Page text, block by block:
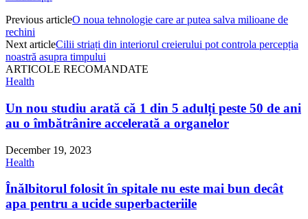
Previous articleO noua tehnologie care ar putea salva milioane de
rechini
Next articleCilii striați din interiorul creierului pot controla percepția
noastră asupra timpului
ARTICOLE RECOMANDATE
Health
Un nou studiu arată că 1 din 5 adulți peste 50 de ani
au o îmbătrânire accelerată a organelor
December 19, 2023
Health
Înălbitorul folosit în spitale nu este mai bun decât
apa pentru a ucide superbacteriile